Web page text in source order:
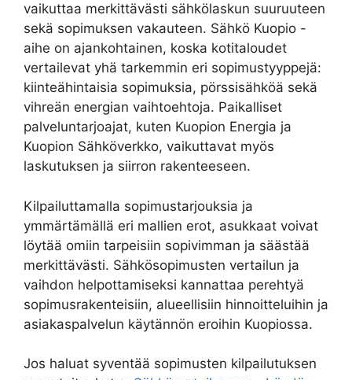
vaikuttaa merkittävästi sähkölaskun suuruuteen
sekä sopimuksen vakauteen. Sähkö Kuopio -
aihe on ajankohtainen, koska kotitaloudet
vertailevat yhä tarkemmin eri sopimustyyppejä:
kiinteähintaisia sopimuksia, pörssisähköä sekä
vihreän energian vaihtoehtoja. Paikalliset
palveluntarjoajat, kuten Kuopion Energia ja
Kuopion Sähköverkko, vaikuttavat myös
laskutuksen ja siirron rakenteeseen.
Kilpailuttamalla sopimustarjouksia ja
ymmärtämällä eri mallien erot, asukkaat voivat
löytää omiin tarpeisiin sopivimman ja säästää
merkittävästi. Sähkösopimusten vertailun ja
vaihdon helpottamiseksi kannattaa perehtyä
sopimusrakenteisiin, alueellisiin hinnoitteluihin ja
asiakaspalvelun käytännön eroihin Kuopiossa.
Jos haluat syventää sopimusten kilpailutuksen